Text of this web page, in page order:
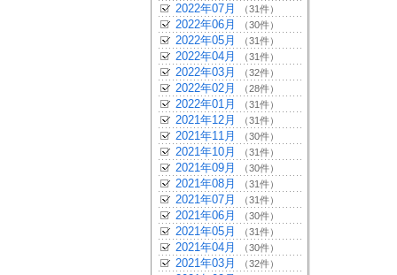
2022年07月 （31件）
2022年06月 （30件）
2022年05月 （31件）
2022年04月 （31件）
2022年03月 （32件）
2022年02月 （28件）
2022年01月 （31件）
2021年12月 （31件）
2021年11月 （30件）
2021年10月 （31件）
2021年09月 （30件）
2021年08月 （31件）
2021年07月 （31件）
2021年06月 （30件）
2021年05月 （31件）
2021年04月 （30件）
2021年03月 （32件）